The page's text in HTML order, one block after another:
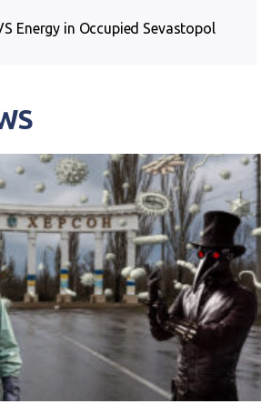
Energy in Occupied Sevastopol